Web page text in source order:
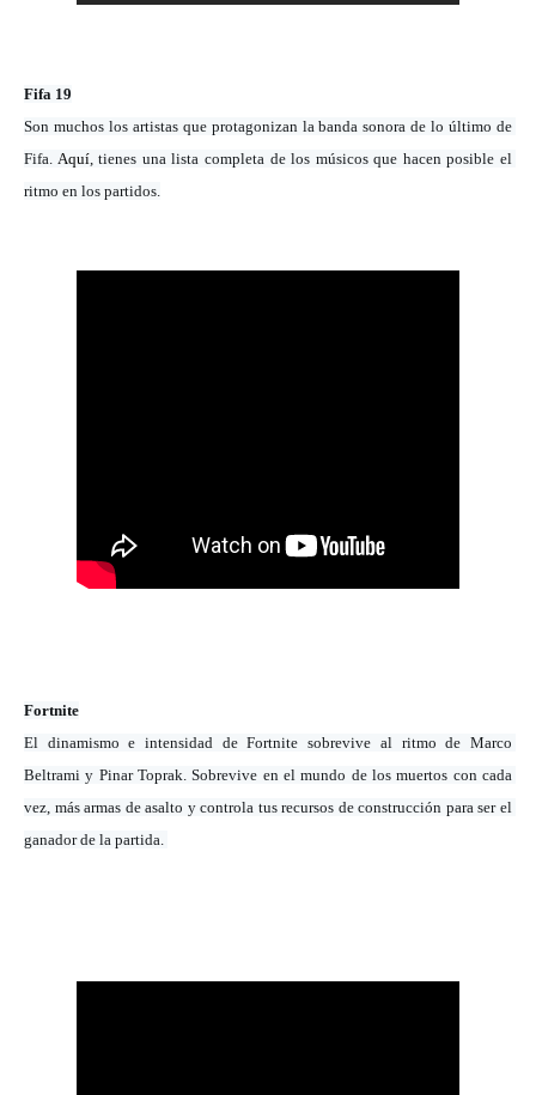
Fifa 19
Son muchos los artistas que protagonizan la banda sonora de lo último de
Fifa. Aquí, tienes una lista completa de los músicos que hacen posible el
ritmo en los partidos.
Fortnite
El dinamismo e intensidad de Fortnite sobrevive al ritmo de Marco
Beltrami y Pinar Toprak. Sobrevive en el mundo de los muertos con cada
vez, más armas de asalto y controla tus recursos de construcción para ser el
ganador de la partida.